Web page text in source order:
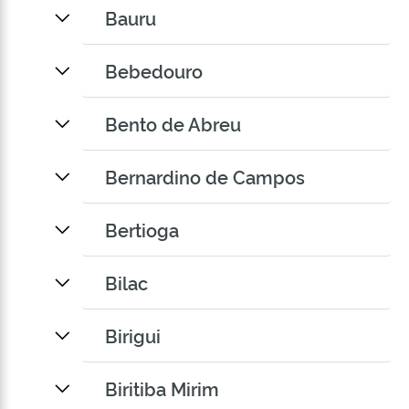
Bauru
Bebedouro
Bento de Abreu
Bernardino de Campos
Bertioga
Bilac
Birigui
Biritiba Mirim